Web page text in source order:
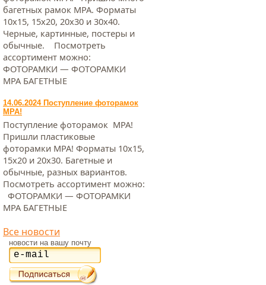
багетных рамок МРА. Форматы
10х15, 15х20, 20х30 и 30х40.
Черные, картинные, постеры и
обычные. Посмотреть
ассортимент можно:
ФОТОРАМКИ — ФОТОРАМКИ
МРА БАГЕТНЫЕ
14.06.2024 Поступление фоторамок
МРА!
Поступление фоторамок МРА!
Пришли пластиковые
фоторамки МРА! Форматы 10х15,
15х20 и 20х30. Багетные и
обычные, разных вариантов.
Посмотреть ассортимент можно:
ФОТОРАМКИ — ФОТОРАМКИ
МРА БАГЕТНЫЕ
Все новости
новости на вашу почту